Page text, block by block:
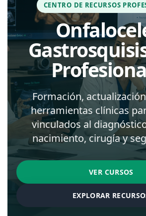
CENTRO DE RECURSOS
Formación,
herramientas clínicas
vinculados al
nacimiento, cirugía y
VER CURSOS
EXPLORAR